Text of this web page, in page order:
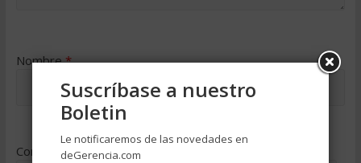
Nombre*
Correo electrónico*
Suscríbase a nuestro
Boletin
Le notificaremos de las novedades en
deGerencia.com